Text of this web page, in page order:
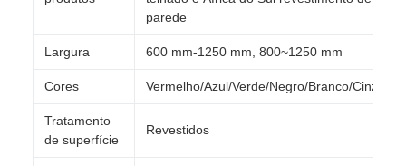
parede
Largura 600 mm-1250 mm, 800~1250 mm
Cores Vermelho/Azul/Verde/Negro/Branco/Cinza/
Tratamento
de superfície
Revestidos